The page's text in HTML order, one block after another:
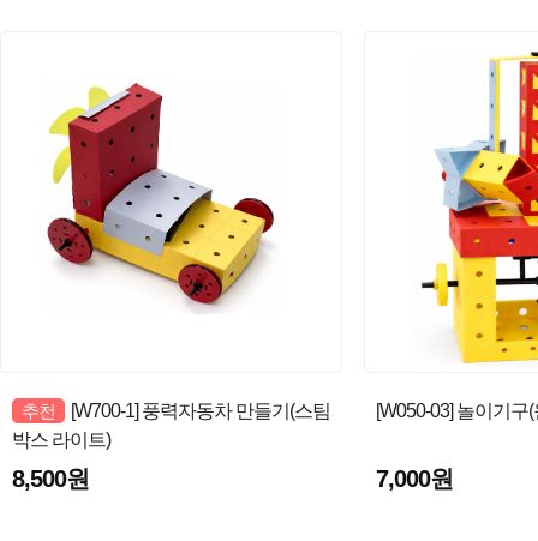
추천
[W700-1] 풍력자동차 만들기(스팀
박스 라이트)
8,500원
[W050-03] 놀이기구
7,000원